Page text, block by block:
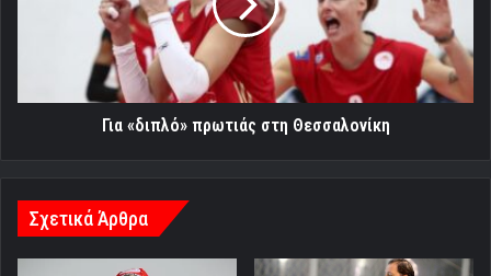
Θεσσαλονίκη
Για «διπλό» πρωτιάς στη Θεσσαλονίκη
Σχετικά Άρθρα